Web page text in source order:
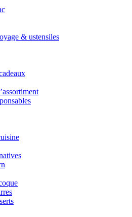
& ustensiles